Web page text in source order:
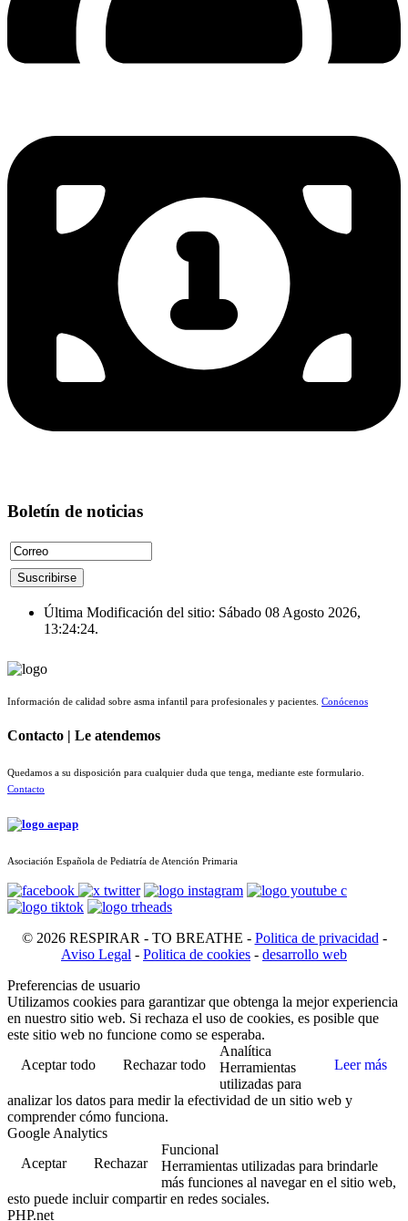
Boletín de noticias
Última Modificación del sitio: Sábado 08 Agosto 2026,
13:24:24.
Información de calidad sobre asma infantil para profesionales y pacientes. Conócenos
Contacto | Le atendemos
Quedamos a su disposición para cualquier duda que tenga, mediante este formulario.
Contacto
Asociación Española de Pediatría de Atención Primaria
© 2026 RESPIRAR - TO BREATHE - Politica de privacidad -
Aviso Legal - Politica de cookies - desarrollo web
Preferencias de usuario
Utilizamos cookies para garantizar que obtenga la mejor experiencia
en nuestro sitio web. Si rechaza el uso de cookies, es posible que
este sitio web no funcione como se esperaba.
Aceptar todo
Rechazar todo Leer más
Analítica
Herramientas
utilizadas para
analizar los datos para medir la efectividad de un sitio web y
comprender cómo funciona.
Google Analytics
Aceptar
Rechazar
Funcional
Herramientas utilizadas para brindarle
más funciones al navegar en el sitio web,
esto puede incluir compartir en redes sociales.
PHP.net